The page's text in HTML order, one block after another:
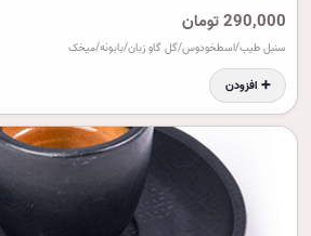
290,000 تومان
سنبل طیب/اسطخودوس/گل گاو زبان/بابونه/میخک
➕ افزودن